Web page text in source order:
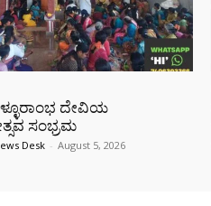
ದೇವಿಯ
ಸಂಭ್ರಮ
Desk - August 5, 2026